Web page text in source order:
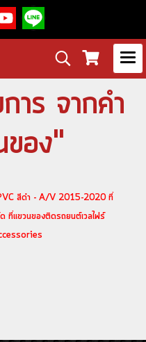
ร จากคำ
ของ"
PVC สีดำ - A/V 2015-2020 ที่
ที่แขวนของติดรถยนต์เวลไฟร์